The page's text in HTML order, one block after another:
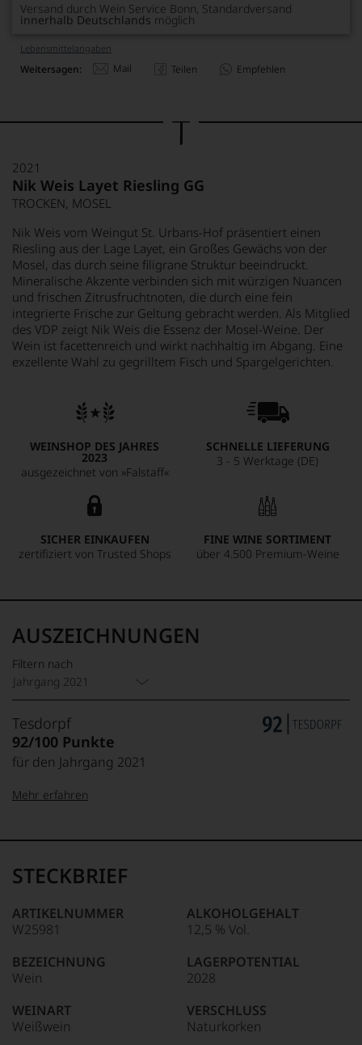
Versand durch Wein Service Bonn, Standardversand
innerhalb Deutschlands möglich
Lebensmittel­angaben
Weitersagen: Mail Teilen Empfehlen
2021
Nik Weis Layet Riesling GG
TROCKEN, MOSEL
Nik Weis vom Weingut St. Urbans-Hof präsentiert einen
Riesling aus der Lage Layet, ein Großes Gewächs von der
Mosel, das durch seine filigrane Struktur beeindruckt.
Mineralische Akzente verbinden sich mit würzigen Nuancen
und frischen Zitrusfruchtnoten, die durch eine fein
integrierte Frische zur Geltung gebracht werden. Als Mitglied
des VDP zeigt Nik Weis die Essenz der Mosel-Weine. Der
Wein ist facettenreich und wirkt nachhaltig im Abgang. Eine
exzellente Wahl zu gegrilltem Fisch und Spargelgerichten.
WEINSHOP DES JAHRES
2023
ausgezeichnet von »Falstaff«
SCHNELLE LIEFERUNG
3 - 5 Werktage (DE)
SICHER EINKAUFEN
zertifiziert von Trusted Shops
FINE WINE SORTIMENT
über 4.500 Premium-Weine
AUSZEICHNUNGEN
Filtern nach
Jahrgang 2021
Tesdorpf
92/100 Punkte
für den Jahrgang 2021
95–98 Punkte:
90–94 Punkte:
Name
Tesdorpf
für
»Fine
für
die
edlen
Weine
der
Welt,
Mehr erfahren
STECKBRIEF
ARTIKELNUMMER
W25981
BEZEICHNUNG
Wein
WEINART
Weißwein
ALKOHOLGEHALT
12,5 % Vol.
LAGERPOTENTIAL
2028
VERSCHLUSS
Naturkorken